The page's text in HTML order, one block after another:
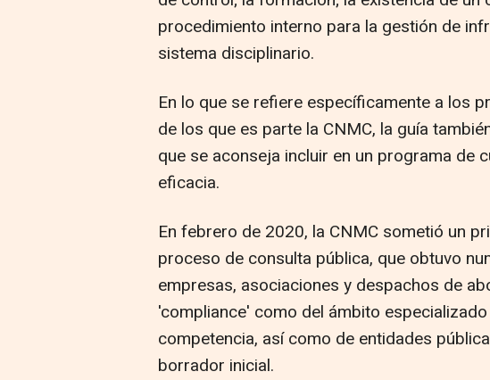
procedimiento interno para la gestión de
sistema disciplinario.
En lo que se refiere específicamente a los
de los que es parte la CNMC, la guía
que se aconseja incluir en un programa de
eficacia.
En febrero de 2020, la CNMC sometió un
proceso de consulta pública, que obtuvo
empresas, asociaciones y despachos de
'compliance' como del ámbito
competencia, así como de entidades
borrador inicial.